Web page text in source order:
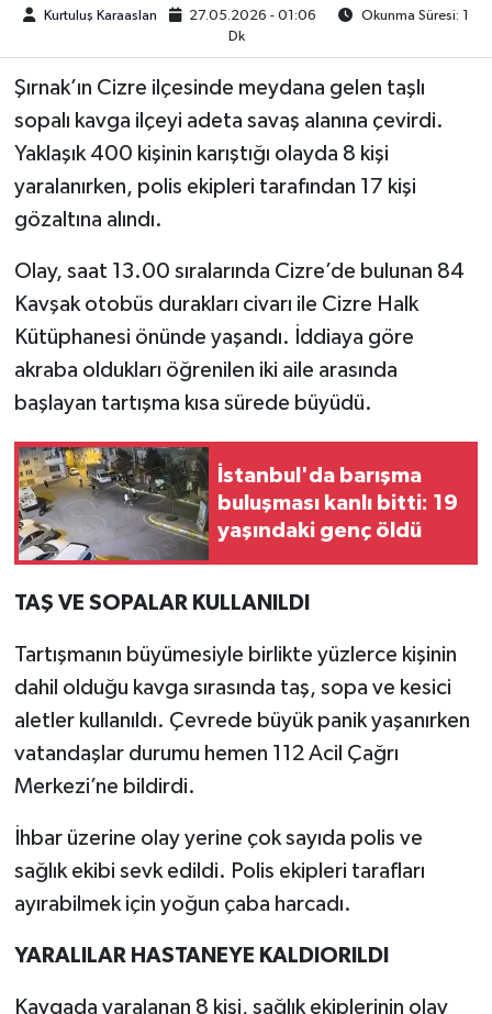
Kurtuluş Karaaslan 27.05.2026 - 01:06
Okunma Süresi: 1
Dk
Şırnak’ın Cizre ilçesinde meydana gelen taşlı
sopalı kavga ilçeyi adeta savaş alanına çevirdi.
Yaklaşık 400 kişinin karıştığı olayda 8 kişi
yaralanırken, polis ekipleri tarafından 17 kişi
gözaltına alındı.
Olay, saat 13.00 sıralarında Cizre’de bulunan 84
Kavşak otobüs durakları civarı ile Cizre Halk
Kütüphanesi önünde yaşandı. İddiaya göre
akraba oldukları öğrenilen iki aile arasında
başlayan tartışma kısa sürede büyüdü.
İstanbul'da barışma
buluşması kanlı bitti: 19
yaşındaki genç öldü
TAŞ VE SOPALAR KULLANILDI
Tartışmanın büyümesiyle birlikte yüzlerce kişinin
dahil olduğu kavga sırasında taş, sopa ve kesici
aletler kullanıldı. Çevrede büyük panik yaşanırken
vatandaşlar durumu hemen 112 Acil Çağrı
Merkezi’ne bildirdi.
İhbar üzerine olay yerine çok sayıda polis ve
sağlık ekibi sevk edildi. Polis ekipleri tarafları
ayırabilmek için yoğun çaba harcadı.
YARALILAR HASTANEYE KALDIORILDI
Kavgada yaralanan 8 kişi, sağlık ekiplerinin olay
TREND
OTOMOTİV
TEKNOLOJİ